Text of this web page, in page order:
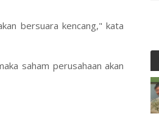
bersuara kencang," kata
saham perusahaan akan